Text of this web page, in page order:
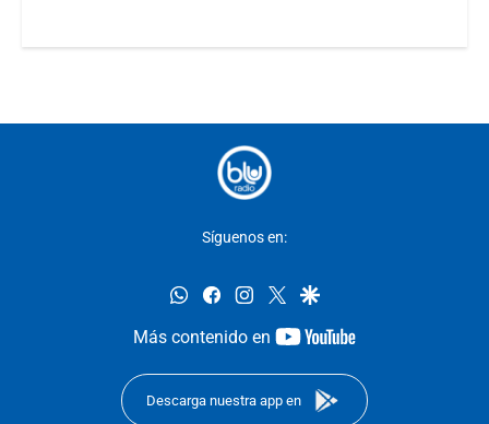
Síguenos en:
whatsappfacebookinstagram
twittergoogle
Más contenido en
youtube-
Descarga nuestra app en